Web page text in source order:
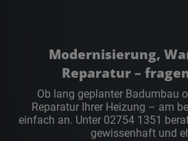
Modernisierung,
Reparatur–
Ob lang geplanter Badumbau
Reparatur Ihrer Heizung – am
einfach an. Unter 02754 1351
gewissenhaft und